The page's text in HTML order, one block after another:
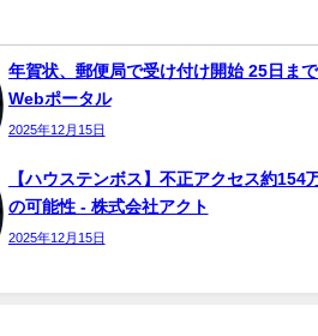
年賀状、郵便局で受け付け開始 25日ま
Webポータル
2025年12月15日
【ハウステンボス】不正アクセス約154
の可能性 - 株式会社アクト
2025年12月15日